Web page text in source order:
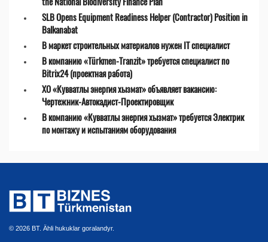
SLB Opens Equipment Readiness Helper (Contractor) Position in
Balkanabat
В маркет строительных материалов нужен IT специалист
В компанию «Türkmen-Tranzit» требуется специалист по
Bitrix24 (проектная работа)
ХО «Кувватлы энергия хызмат» объявляет вакансию:
Чертежник-Автокадист-Проектировщик
В компанию «Кувватлы энергия хызмат» требуется Электрик
по монтажу и испытаниям оборудования
© 2026 BT. Ähli hukuklar goralandyr.